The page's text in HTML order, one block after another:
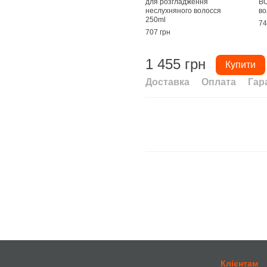
для розгладження
неслухняного волосся
250ml
707 грн
1 455 грн Купити
Доставка Оплата
Клієнтам